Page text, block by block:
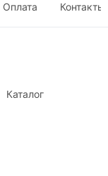
Оплата Контакты
Каталог